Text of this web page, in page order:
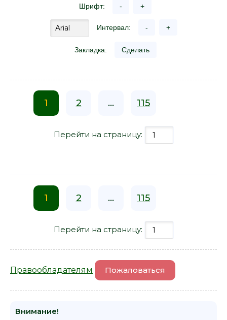
Шрифт: - +
Интервал: - +
Закладка: Сделать
1 2 ... 115
Перейти на страницу:
1 2 ... 115
Перейти на страницу:
Правообладателям Пожаловаться
Внимание!